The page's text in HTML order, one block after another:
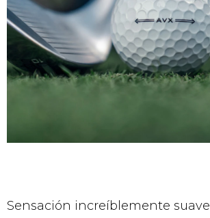
Sensación increíblemente suave